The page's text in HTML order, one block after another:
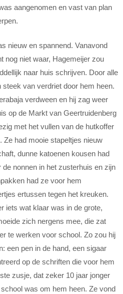
aangenomen en vast van plan
nieuw en spannend. Vanavond
nog niet waar, Hagemeijer zou
naar huis schrijven. Door alle
van verdriet door hem heen.
verdween en hij zag weer
op de Markt van Geertruidenberg
met het vullen van de hutkoffer
Ze had mooie stapeltjes nieuw
dunne katoenen kousen had
nonnen in het zusterhuis en zijn
had ze voor hem
ertussen tegen het kreuken.
iets wat klaar was in de grote,
zich nergens mee, die zat
te werken voor school. Zo zou hij
een pen in de hand, een sigaar
op de schriften die voor hem
zusje, dat zeker 10 jaar jonger
was om hem heen. Ze vond